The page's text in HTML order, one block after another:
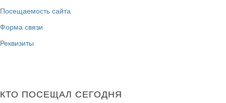
Посещаемость сайта
Форма связи
Реквизиты
КТО ПОСЕЩАЛ СЕГОДНЯ